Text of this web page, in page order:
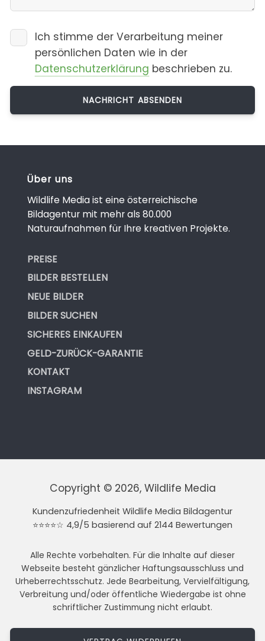
Ich stimme der Verarbeitung meiner
persönlichen Daten wie in der
Datenschutzerklärung beschrieben zu.
Über uns
Wildlife Media ist eine österreichische
Bildagentur mit mehr als 80.000
Naturaufnahmen für Ihre kreativen Projekte.
PREISE
BILDER BESTELLEN
NEUE BILDER
BILDER SUCHEN
SICHERES EINKAUFEN
GELD-ZURÜCK-GARANTIE
KONTAKT
INSTAGRAM
Copyright © 2026, Wildlife Media
Kundenzufriedenheit Wildlife Media Bildagentur
⭐⭐⭐⭐☆ 4,9/5 basierend auf 2144 Bewertungen
Alle Rechte vorbehalten. Für die Inhalte auf dieser
Webseite besteht gänzlicher Haftungsausschluss und
Urheberrechtsschutz. Jede Bearbeitung, Vervielfältigung,
Verbreitung und/oder öffentliche Wiedergabe ist ohne
schriftlicher Zustimmung nicht erlaubt.